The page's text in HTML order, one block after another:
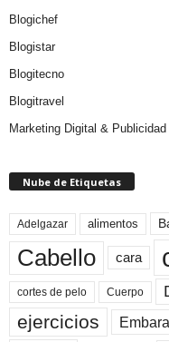
Blogichef
Blogistar
Blogitecno
Blogitravel
Marketing Digital & Publicidad
Nube de Etiquetas
Adelgazar alimentos
Cabello cara
cortes de pelo Cuerpo
ejercicios